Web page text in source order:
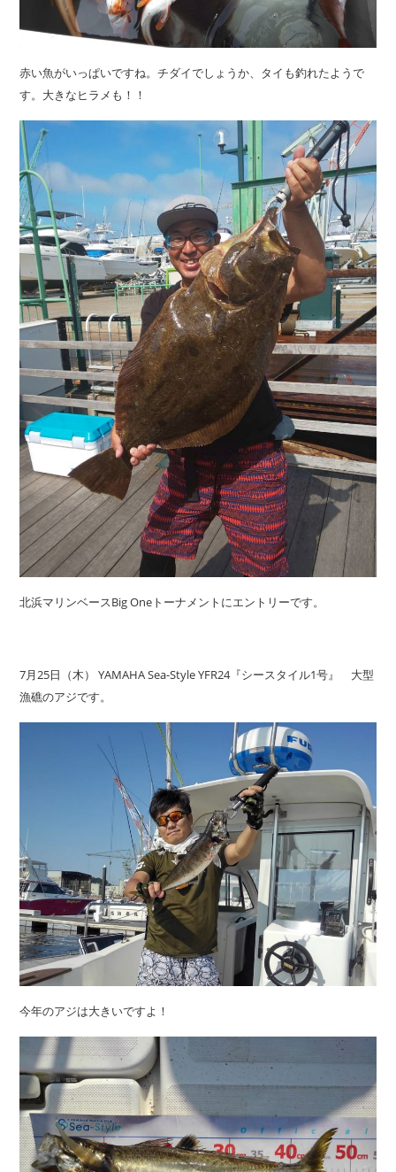
赤い魚がいっぱいですね。チダイでしょうか、タイも釣れたようで
す。大きなヒラメも！！
北浜マリンベースBig Oneトーナメントにエントリーです。
7月25日（木） YAMAHA Sea-Style YFR24『シースタイル1号』 大型
漁礁のアジです。
今年のアジは大きいですよ！